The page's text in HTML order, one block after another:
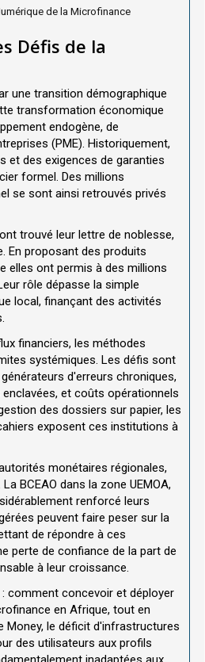
de la Microfinance
Défis de la
une transition démographique
transformation économique
endogène, de
(PME). Historiquement,
et des exigences de garanties
formel. Des millions
se sont ainsi retrouvés privés
trouvé leur lettre de noblesse,
En proposant des produits
elles ont permis à des millions
rôle dépasse la simple
local, finançant des activités
financiers, les méthodes
systémiques. Les défis sont
d'erreurs chroniques,
et coûts opérationnels
des dossiers sur papier, les
exposent ces institutions à
monétaires régionales,
BCEAO dans la zone UEMOA,
renforcé leurs
peuvent faire peser sur la
de répondre à ces
perte de confiance de la part de
à leur croissance.
comment concevoir et déployer
en Afrique, tout en
Money, le déficit d'infrastructures
des utilisateurs aux profils